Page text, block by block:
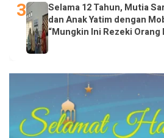
Selama 12 Tahun, Mutia
dan Anak Yatim dengan
“Mungkin Ini Rezeki Orang